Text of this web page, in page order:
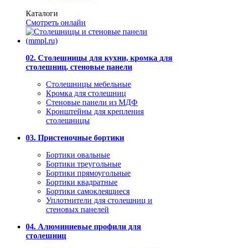
Каталоги
Смотреть онлайн
02. Столешницы для кухни, кромка для
столешниц, стеновые панели
Столешницы мебельные
Кромка для столешниц
Стеновые панели из МДФ
Кронштейны для крепления
столешницы
03. Пристеночные бортики
Бортики овальные
Бортики треугольные
Бортики прямоугольные
Бортики квадратные
Бортики самоклеящиеся
Уплотнители для столешниц и
стеновых панелей
04. Алюминиевые профили для
столешниц